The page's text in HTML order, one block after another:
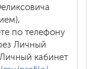
по телефону
Личный
кабинет